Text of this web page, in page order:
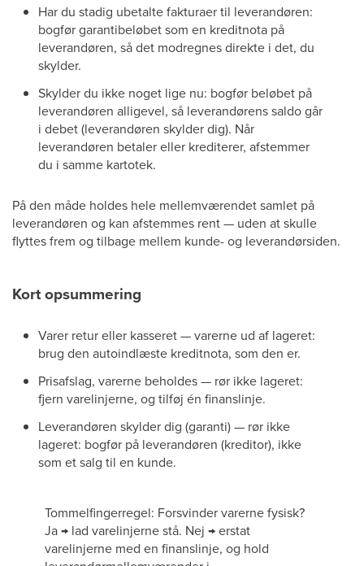
Har du stadig ubetalte fakturaer til leverandøren:
bogfør garantibeløbet som en kreditnota på
leverandøren, så det modregnes direkte i det, du
skylder.
Skylder du ikke noget lige nu: bogfør beløbet på
leverandøren alligevel, så leverandørens saldo går
i debet (leverandøren skylder dig). Når
leverandøren betaler eller krediterer, afstemmer
du i samme kartotek.
På den måde holdes hele mellemværendet samlet på
leverandøren og kan afstemmes rent — uden at skulle
flyttes frem og tilbage mellem kunde- og leverandørsiden.
Kort opsummering
Varer retur eller kasseret — varerne ud af lageret:
brug den autoindlæste kreditnota, som den er.
Prisafslag, varerne beholdes — rør ikke lageret:
fjern varelinjerne, og tilføj én finanslinje.
Leverandøren skylder dig (garanti) — rør ikke
lageret: bogfør på leverandøren (kreditor), ikke
som et salg til en kunde.
Tommelfingerregel: Forsvinder varerne fysisk?
Ja → lad varelinjerne stå. Nej → erstat
varelinjerne med en finanslinje, og hold